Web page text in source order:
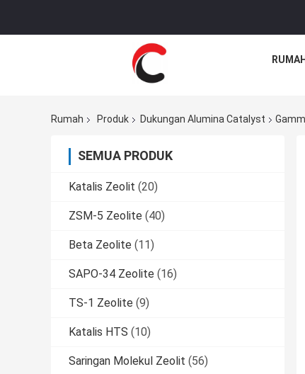
RUMAH
Rumah Produk Dukungan Alumina Catalyst
SEMUA PRODUK
Katalis Zeolit (20)
ZSM-5 Zeolite (40)
Beta Zeolite (11)
SAPO-34 Zeolite (16)
TS-1 Zeolite (9)
Katalis HTS (10)
Saringan Molekul Zeolit (56)